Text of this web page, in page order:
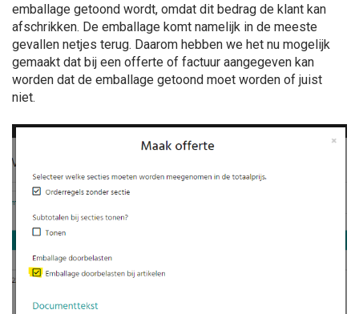
emballage getoond wordt, omdat dit bedrag de klant kan
afschrikken. De emballage komt namelijk in de meeste
gevallen netjes terug. Daarom hebben we het nu mogelijk
gemaakt dat bij een offerte of factuur aangegeven kan
worden dat de emballage getoond moet worden of juist
niet.